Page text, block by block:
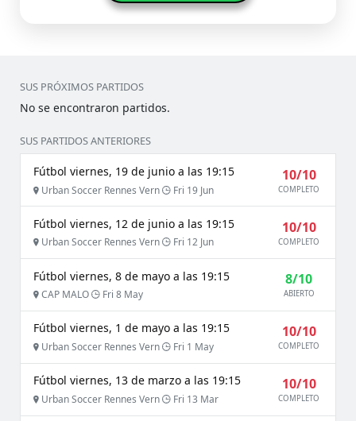
SUS PRÓXIMOS PARTIDOS
No se encontraron partidos.
SUS PARTIDOS ANTERIORES
Fútbol viernes, 19 de junio a las 19:15
Urban Soccer Rennes Vern Fri 19 Jun
10/10
COMPLETO
Fútbol viernes, 12 de junio a las 19:15
Urban Soccer Rennes Vern Fri 12 Jun
10/10
COMPLETO
Fútbol viernes, 8 de mayo a las 19:15
CAP MALO Fri 8 May
8/10
ABIERTO
Fútbol viernes, 1 de mayo a las 19:15
Urban Soccer Rennes Vern Fri 1 May
10/10
COMPLETO
Fútbol viernes, 13 de marzo a las 19:15
Urban Soccer Rennes Vern Fri 13 Mar
10/10
COMPLETO